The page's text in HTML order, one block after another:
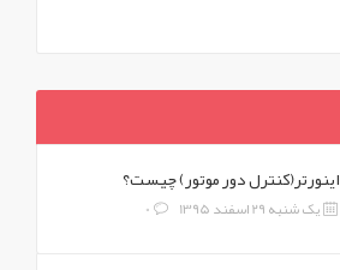
اینورتر(کنترل دور موتور) چیست؟
یک شنبه 29 اسفند 1395 0